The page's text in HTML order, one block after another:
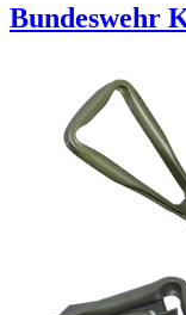
Bundeswehr